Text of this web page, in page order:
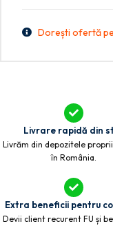
Dorești ofertă
Livrare rapidă din
Livrăm din depozitele
în România.
Extra beneficii pentru
Devii client recurent FU și